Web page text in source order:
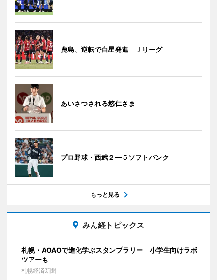
鹿島、逆転で白星発進 Ｊリーグ
あいさつされる悠仁さま
プロ野球・西武２―５ソフトバンク
もっと見る
みん経トピックス
札幌・AOAOで進化学ぶスタンプラリー 小学生向けラボ
ツアーも
札幌経済新聞